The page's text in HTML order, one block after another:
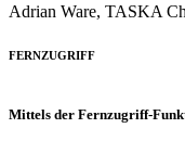
Adrian Ware, TASKA
FERNZUGRIFF
Mittels der Fernzugriff-